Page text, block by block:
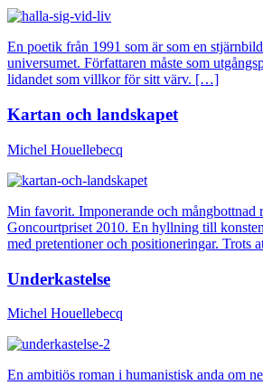
En poetik från 1991 som är som en
universumet. Författaren måste som
lidandet som villkor för sitt värv. […]
Kartan och landskapet
Michel Houellebecq
Min favorit. Imponerande och mångbottnad
Goncourtpriset 2010. En hyllning till
med pretentioner och positioneringar. Trots
Underkastelse
Michel Houellebecq
En ambitiös roman i humanistisk anda om